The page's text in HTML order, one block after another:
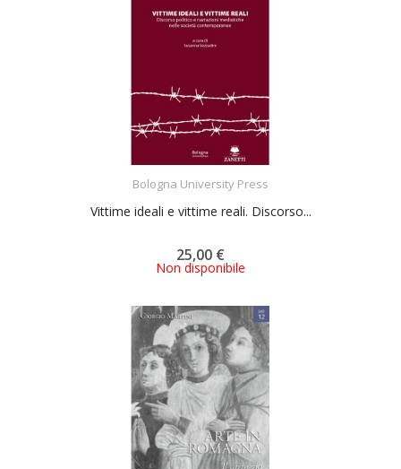
Bologna University Press
Vittime ideali e vittime reali. Discorso...
25,00 €
Non disponibile